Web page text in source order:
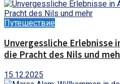
Путешествие
Unvergessliche Erlebnisse
die Pracht des Nils und
15.12.2025